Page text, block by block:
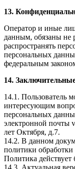
13.
Оператор и иные
данным, обязаны не
распространять
персональных
федеральным
14.
14.1. Пользователь
интересующим
персональных
электронной почты
лет Октября, д.7.
14.2. В данном
политики
Политика действует